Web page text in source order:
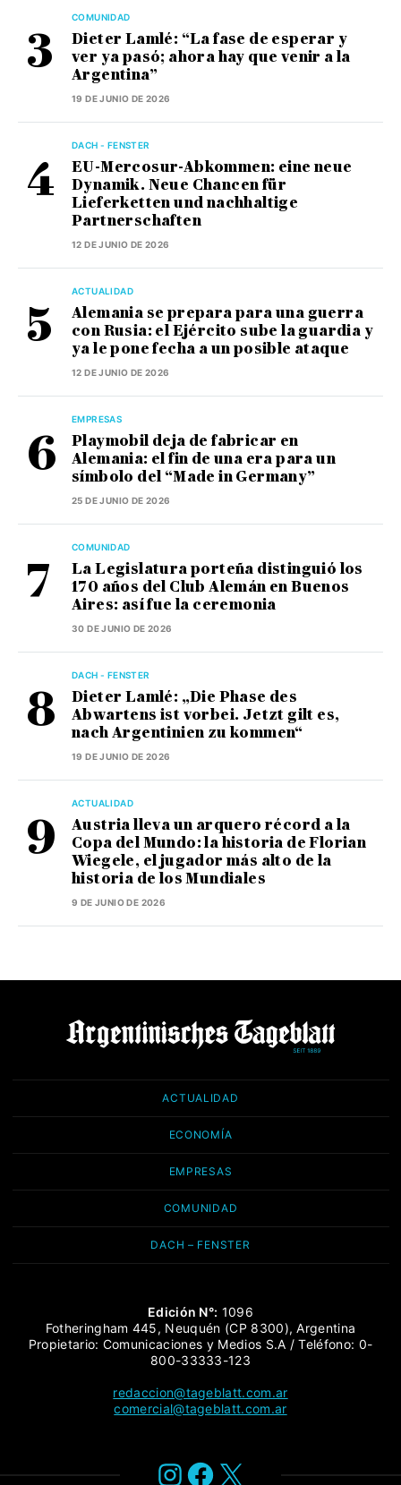
COMUNIDAD
Dieter Lamlé: “La fase de esperar y
ver ya pasó; ahora hay que venir a la
Argentina”
19 DE JUNIO DE 2026
DACH - FENSTER
EU-Mercosur-Abkommen: eine neue
Dynamik. Neue Chancen für
Lieferketten und nachhaltige
Partnerschaften
12 DE JUNIO DE 2026
ACTUALIDAD
Alemania se prepara para una guerra
con Rusia: el Ejército sube la guardia y
ya le pone fecha a un posible ataque
12 DE JUNIO DE 2026
EMPRESAS
Playmobil deja de fabricar en
Alemania: el fin de una era para un
símbolo del “Made in Germany”
25 DE JUNIO DE 2026
COMUNIDAD
La Legislatura porteña distinguió los
170 años del Club Alemán en Buenos
Aires: así fue la ceremonia
30 DE JUNIO DE 2026
DACH - FENSTER
Dieter Lamlé: „Die Phase des
Abwartens ist vorbei. Jetzt gilt es,
nach Argentinien zu kommen“
19 DE JUNIO DE 2026
ACTUALIDAD
Austria lleva un arquero récord a la
Copa del Mundo: la historia de Florian
Wiegele, el jugador más alto de la
historia de los Mundiales
9 DE JUNIO DE 2026
ACTUALIDAD
ECONOMÍA
EMPRESAS
COMUNIDAD
DACH – FENSTER
Edición N°: 1096
Fotheringham 445, Neuquén (CP 8300), Argentina
Propietario: Comunicaciones y Medios S.A / Teléfono: 0-
800-33333-123
redaccion@tageblatt.com.ar
comercial@tageblatt.com.ar
Instagram
Facebook
X